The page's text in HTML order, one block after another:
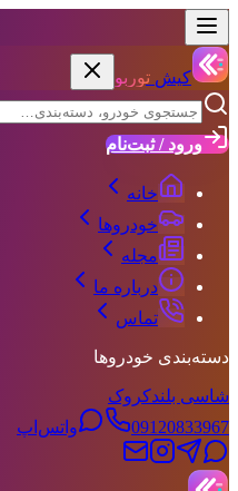
کیش توربو
ورود / ثبت‌نام
خانه
خودروها
مجله
درباره ما
تماس
دسته‌بندی خودروها
شاسی بلندکروک
09120833967
واتس‌اپ